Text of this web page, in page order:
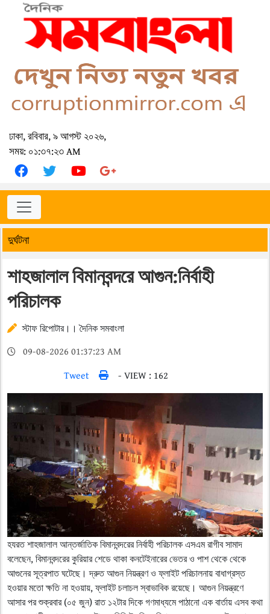
ঢাকা, রবিবার, ৯ আগস্ট ২০২৬,
সময়: ০১:৩৭:২৩ AM
দুর্ঘটনা
শাহজালাল বিমানবন্দরে আগুন:নির্বাহী
পরিচালক
স্টাফ রিপোটার।। দৈনিক সমবাংলা
09-08-2026 01:37:23 AM
Tweet
- VIEW : 162
হযরত শাহজালাল আন্তর্জাতিক বিমানবন্দরের নির্বাহী পরিচালক এসএম রাগীব সামাদ
বলেছেন, বিমানবন্দরের কুরিয়ার শেডে থাকা কনটেইনারের ভেতর ও পাশ থেকে থেকে
আগুনের সূত্রপাত ঘটেছে। দ্রুত আগুন নিয়ন্ত্রণ ও ফ্লাইট পরিচালনায় বাধাগ্রস্ত
হওয়ার মতো ক্ষতি না হওয়ায়, ফ্লাইট চলাচল স্বাভাবিক রয়েছে। আগুন নিয়ন্ত্রণে
আসার পর শুক্রবার (০৫ জুন) রাত ১২টার দিকে গণমাধ্যমে পাঠানো এক বার্তায় এসব কথা